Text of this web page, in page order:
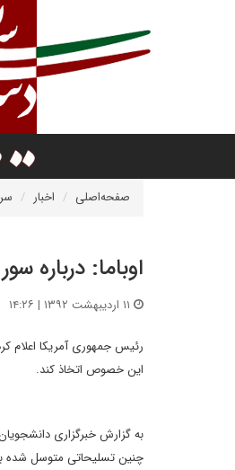
صفحه‌اصلی اخبار
اوباما: درباره
رئیس جمهوری آمریکا اعلام
این خصوص اتخاذ کند.
به گزارش خبرگزاری
چنین تسلیحاتی متوسل شده